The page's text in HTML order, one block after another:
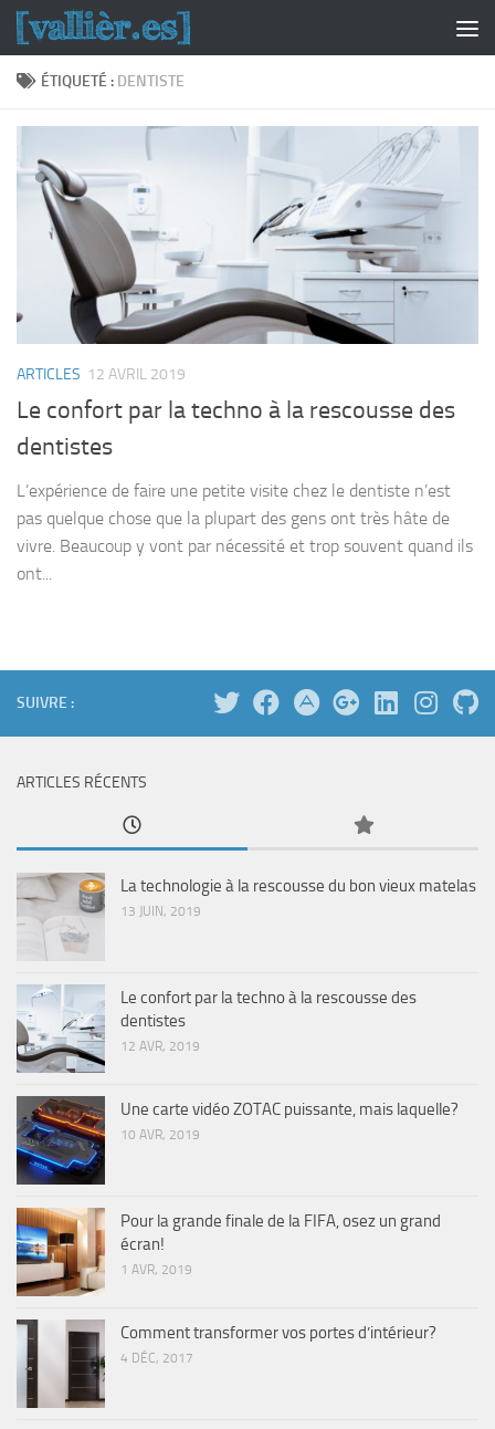
Skip to content
ÉTIQUETÉ : DENTISTE
ARTICLES 12 AVRIL 2019
Le confort par la techno à la rescousse des
dentistes
L’expérience de faire une petite visite chez le dentiste n’est
pas quelque chose que la plupart des gens ont très hâte de
vivre. Beaucoup y vont par nécessité et trop souvent quand ils
ont...
SUIVRE :
ARTICLES RÉCENTS
La technologie à la rescousse du bon vieux matelas
13 JUIN, 2019
Le confort par la techno à la rescousse des
dentistes
12 AVR, 2019
Une carte vidéo ZOTAC puissante, mais laquelle?
10 AVR, 2019
Pour la grande finale de la FIFA, osez un grand
écran!
1 AVR, 2019
Comment transformer vos portes d’intérieur?
4 DÉC, 2017